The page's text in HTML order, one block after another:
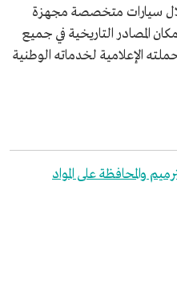
سيارات متخصصة مجهزة
المصادر التاريخية في جميع
الإعلامية لخدماته الوطنية
والمحافظة على المواد